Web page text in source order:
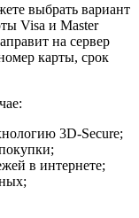
выбрать вариант
Visa и Master
на сервер
карты, срок
3D-Secure;
в интернете;